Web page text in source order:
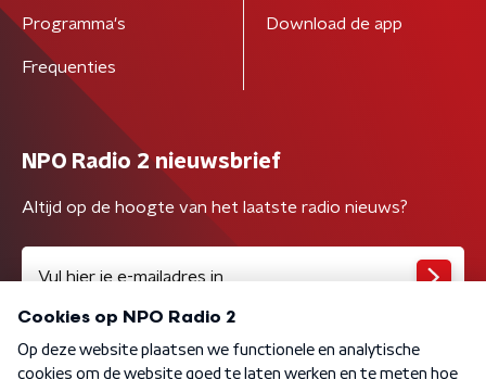
Programma's
Frequenties
Download de app
NPO Radio 2 nieuwsbrief
Altijd op de hoogte van het laatste radio nieuws?